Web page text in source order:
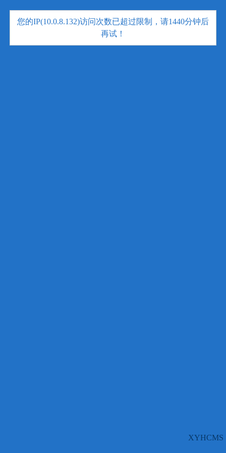
您的IP(10.0.8.132)访问次数已超过限制，请1440分钟后
再试！
XYHCMS